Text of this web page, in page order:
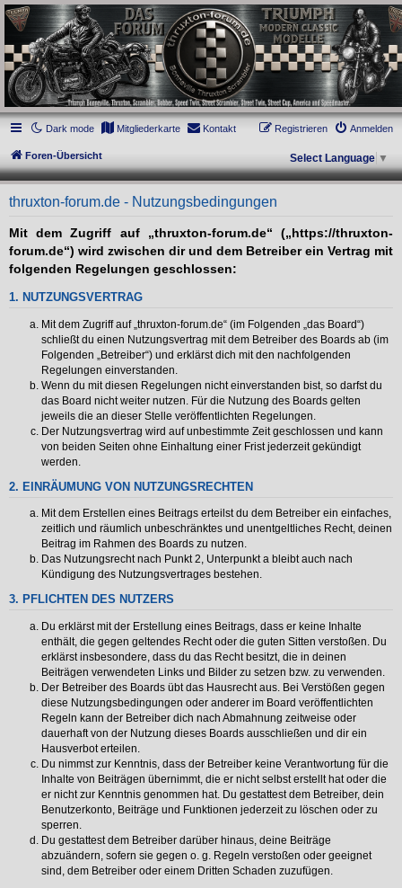
thruxton-forum.de
DAS FORUM! Alles rund um die Triumph Modern Classic Modelle. Das Forum für
die New Bonneville Baureihen ab BJ 2001. Triumph Bonneville, Thruxton,
Scrambler, Bobber, Speed Twin, Street Scrambler, Street Twin, Street Cup, America
und Speedmaster.
Dark mode
Mitgliederkarte Kontakt Anmelden
Registrieren
Foren-Übersicht Select Language ▼
thruxton-forum.de - Nutzungsbedingungen
Mit dem Zugriff auf „thruxton-forum.de“ („https://thruxton-
forum.de“) wird zwischen dir und dem Betreiber ein Vertrag mit
folgenden Regelungen geschlossen:
1. NUTZUNGSVERTRAG
Mit dem Zugriff auf „thruxton-forum.de“ (im Folgenden „das Board“)
schließt du einen Nutzungsvertrag mit dem Betreiber des Boards ab (im
Folgenden „Betreiber“) und erklärst dich mit den nachfolgenden
Regelungen einverstanden.
Wenn du mit diesen Regelungen nicht einverstanden bist, so darfst du
das Board nicht weiter nutzen. Für die Nutzung des Boards gelten
jeweils die an dieser Stelle veröffentlichten Regelungen.
Der Nutzungsvertrag wird auf unbestimmte Zeit geschlossen und kann
von beiden Seiten ohne Einhaltung einer Frist jederzeit gekündigt
werden.
2. EINRÄUMUNG VON NUTZUNGSRECHTEN
Mit dem Erstellen eines Beitrags erteilst du dem Betreiber ein einfaches,
zeitlich und räumlich unbeschränktes und unentgeltliches Recht, deinen
Beitrag im Rahmen des Boards zu nutzen.
Das Nutzungsrecht nach Punkt 2, Unterpunkt a bleibt auch nach
Kündigung des Nutzungsvertrages bestehen.
3. PFLICHTEN DES NUTZERS
Du erklärst mit der Erstellung eines Beitrags, dass er keine Inhalte
enthält, die gegen geltendes Recht oder die guten Sitten verstoßen. Du
erklärst insbesondere, dass du das Recht besitzt, die in deinen
Beiträgen verwendeten Links und Bilder zu setzen bzw. zu verwenden.
Der Betreiber des Boards übt das Hausrecht aus. Bei Verstößen gegen
diese Nutzungsbedingungen oder anderer im Board veröffentlichten
Regeln kann der Betreiber dich nach Abmahnung zeitweise oder
dauerhaft von der Nutzung dieses Boards ausschließen und dir ein
Hausverbot erteilen.
Du nimmst zur Kenntnis, dass der Betreiber keine Verantwortung für die
Inhalte von Beiträgen übernimmt, die er nicht selbst erstellt hat oder die
er nicht zur Kenntnis genommen hat. Du gestattest dem Betreiber, dein
Benutzerkonto, Beiträge und Funktionen jederzeit zu löschen oder zu
sperren.
Du gestattest dem Betreiber darüber hinaus, deine Beiträge
abzuändern, sofern sie gegen o. g. Regeln verstoßen oder geeignet
sind, dem Betreiber oder einem Dritten Schaden zuzufügen.